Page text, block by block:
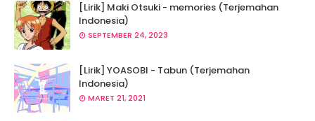
[Lirik] Maki Otsuki - memories (Terjemahan
Indonesia)
SEPTEMBER 24, 2023
[Lirik] YOASOBI - Tabun (Terjemahan
Indonesia)
MARET 21, 2021